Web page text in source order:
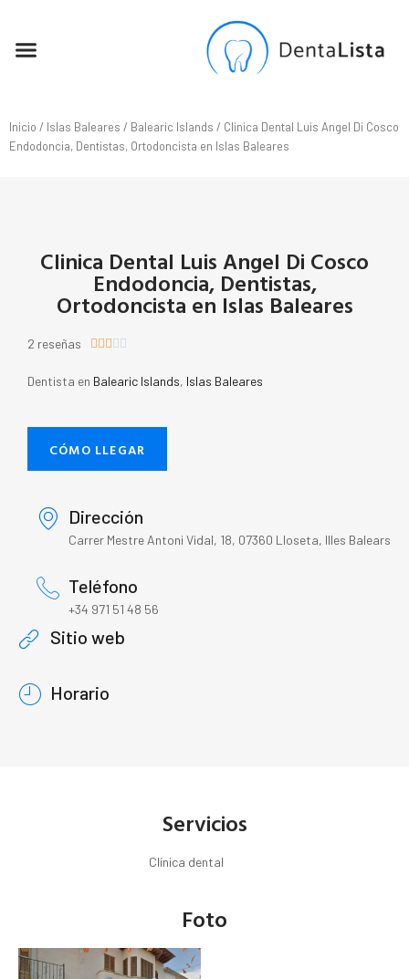
Inicio / Islas Baleares / Balearic Islands / Clinica Dental Luis Angel Di Cosco
Endodoncia, Dentistas, Ortodoncista en Islas Baleares
Clinica Dental Luis Angel Di Cosco
Endodoncia, Dentistas,
Ortodoncista en Islas Baleares
2 reseñas     
Dentista en Balearic Islands, Islas Baleares
CÓMO LLEGAR
Dirección
Carrer Mestre Antoni Vidal, 18, 07360 Lloseta, Illes Balears
Teléfono
+34 971 51 48 56
Sitio web
Horario
Servicios
Clínica dental
Foto